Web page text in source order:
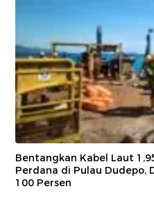
Bentangkan Kabel Laut
Perdana di Pulau Dudepo,
100 Persen